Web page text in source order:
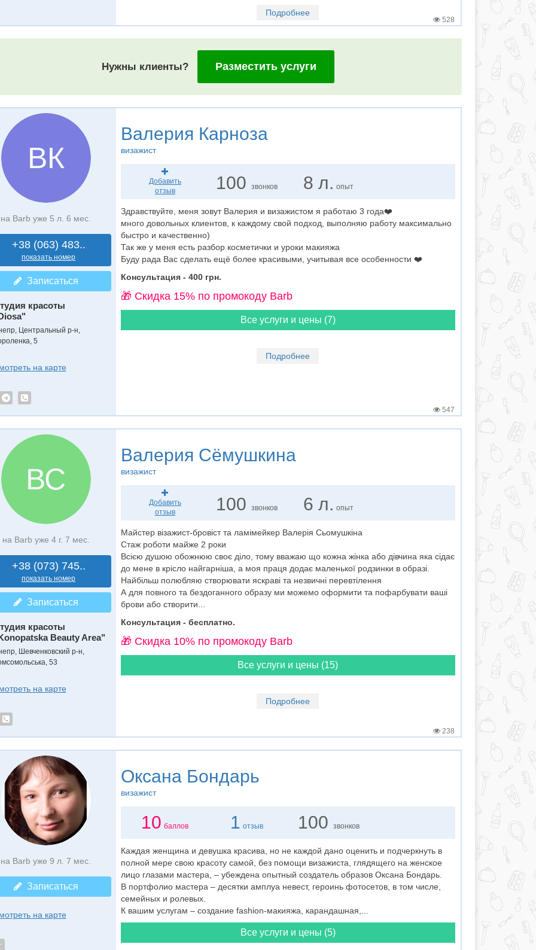
Подробнее
528
Нужны клиенты? Разместить услуги
ВК
на Barb уже 5 л. 6 мес.
+38 (063) 483..
показать номер
Записаться
красоты
Центральный р-н,
5
на карте
Валерия Карноза
визажист
Добавить
отзыв
100звонков 8 л. опыт
Здравствуйте, меня зовут Валерия и визажистом я работаю 3 года❤️
много довольных клиентов, к каждому свой подход, выполняю работу максимально
быстро и качественно)
Так же у меня есть разбор косметички и уроки макияжа
Буду рада Вас сделать ещё более красивыми, учитывая все особенности ❤️
Консультация - 400 грн.
🎁 Cкидка 15% по промокоду Barb
Все услуги и цены (7)
Подробнее
547
ВС
на Barb уже 4 г. 7 мес.
+38 (073) 745..
показать номер
Записаться
красоты
Beauty Area"
Шевченковский р-н,
53
на карте
Валерия Сёмушкина
визажист
Добавить
отзыв
100звонков 6 л. опыт
Майстер візажист-бровіст та ламімейкер Валерія Сьомушкіна
Стаж роботи майже 2 роки
Всією душою обожнюю своє діло, тому вважаю що кожна жінка або дівчина яка сідає
до мене в крісло найгарніша, а моя праця додає маленької родзинки в образі.
Найбільш полюбляю створювати яскраві та незвичні перевтілення
А для повного та бездоганного образу ми можемо оформити та пофарбувати ваші
брови або створити...
Консультация - бесплатно.
🎁 Cкидка 10% по промокоду Barb
Все услуги и цены (15)
Подробнее
238
на Barb уже 9 л. 7 мес.
Записаться
на карте
Оксана Бондарь
визажист
10 баллов 1 отзыв 100 звонков
Каждая женщина и девушка красива, но не каждой дано оценить и подчеркнуть в
полной мере свою красоту самой, без помощи визажиста, глядящего на женское
лицо глазами мастера, – убеждена опытный создатель образов Оксана Бондарь.
В портфолио мастера – десятки амплуа невест, героинь фотосетов, в том числе,
семейных и ролевых.
К вашим услугам – создание fashion-макияжа, карандашная,...
Все услуги и цены (5)